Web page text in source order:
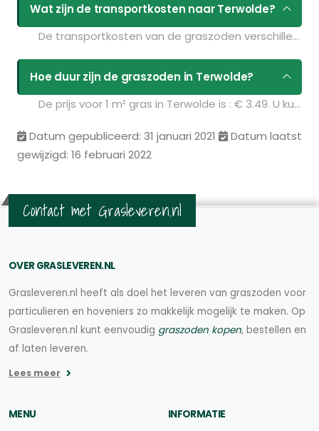
Wat zijn de transportkosten naar Terwolde?
De transportkosten van de graszoden verschillen per postcodegebied en zijn afhankelijk van de hoeveelheid graszoden die u bestelt. Bent u benieuwd naar de prijzen? Vul uw gegevens in op de pagina
Hoe duur zijn de graszoden in Terwolde?
De prijs voor 1 m² gras in Terwolde is : € 3.49. U kunt deze graszoden bestellen via de volgende link:
Datum gepubliceerd: 31 januari 2021
Datum laatst
gewijzigd: 16 februari 2022
Contact met Grasleveren.nl
OVER GRASLEVEREN.NL
Grasleveren.nl heeft als doel het leveren van graszoden voor
particulieren en hoveniers zo makkelijk mogelijk te maken. Op
Grasleveren.nl kunt eenvoudig graszoden kopen, bestellen en
af laten leveren.
Lees meer
MENU
INFORMATIE